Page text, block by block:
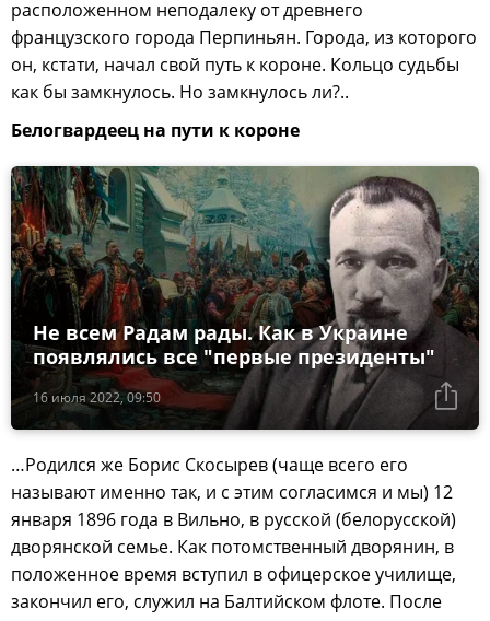
расположенном неподалеку от древнего
французского города Перпиньян. Города, из которого
он, кстати, начал свой путь к короне. Кольцо судьбы
как бы замкнулось. Но замкнулось ли?..
Белогвардеец на пути к короне
16 июля 2022, 09:50
Не всем Радам рады. Как в Украине
появлялись все "первые президенты"
…Родился же Борис Скосырев (чаще всего его
называют именно так, и с этим согласимся и мы) 12
января 1896 года в Вильно, в русской (белорусской)
дворянской семье. Как потомственный дворянин, в
положенное время вступил в офицерское училище,
закончил его, служил на Балтийском флоте. После